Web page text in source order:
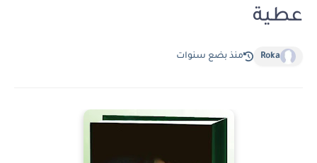
عطية
Roka منذ بضع سنوات